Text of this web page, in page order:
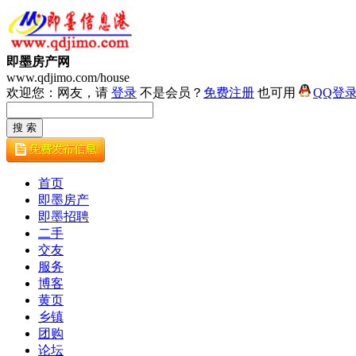
即墨房产网
www.qdjimo.com/house
欢迎您：网友，请 登录 不是会员？ 免费注册 也可用 QQ登
首页
即墨房产
即墨招聘
二手
交友
服务
博客
黄页
乡镇
团购
论坛